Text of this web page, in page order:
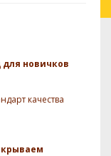
новичков
качества